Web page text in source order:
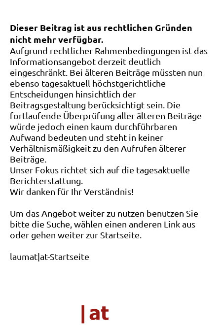
Dieser Beitrag ist aus rechtlichen Gründen
nicht mehr verfügbar.
Aufgrund rechtlicher Rahmenbedingungen ist das
Informationsangebot derzeit deutlich
eingeschränkt. Bei älteren Beiträge müssten nun
ebenso tagesaktuell höchstgerichtliche
Entscheidungen hinsichtlich der
Beitragsgestaltung berücksichtigt sein. Die
fortlaufende Überprüfung aller älteren Beiträge
würde jedoch einen kaum durchführbaren
Aufwand bedeuten und steht in keiner
Verhältnismäßigkeit zu den Aufrufen älterer
Beiträge.
Unser Fokus richtet sich auf die tagesaktuelle
Berichterstattung.
Wir danken für Ihr Verständnis!
Um das Angebot weiter zu nutzen benutzen Sie
bitte die Suche, wählen einen anderen Link aus
oder gehen weiter zur Startseite.
laumat|at-Startseite